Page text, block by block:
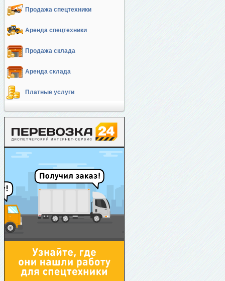
Продажа спецтехники
Аренда спецтехники
Продажа склада
Аренда склада
Платные услуги